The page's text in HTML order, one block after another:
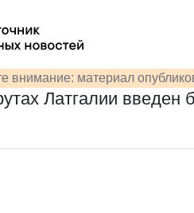
внимание: материал
Латгалии введен